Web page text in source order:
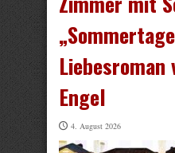
Liebesroman
Engel
4. August 2026